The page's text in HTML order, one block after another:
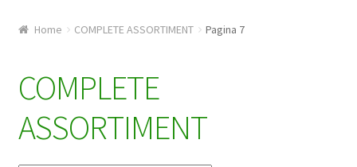
Winkel
Algemene voorwaarden
Home COMPLETE ASSORTIMENT Pagina 7
COMPLETE
ASSORTIMENT